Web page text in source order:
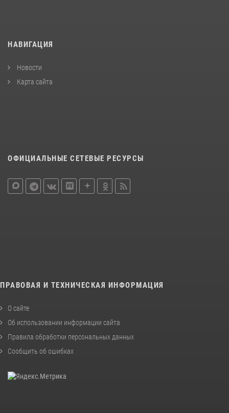
НАВИГАЦИЯ
Новости
Карта сайта
ОФИЦИАЛЬНЫЕ СЕТЕВЫЕ РЕСУРСЫ
ПРАВОВАЯ И ТЕХНИЧЕСКАЯ ИНФОРМАЦИЯ
О сайте
Об использовании информации сайта
Правила обработки персональных данных
Сообщить об ошибках